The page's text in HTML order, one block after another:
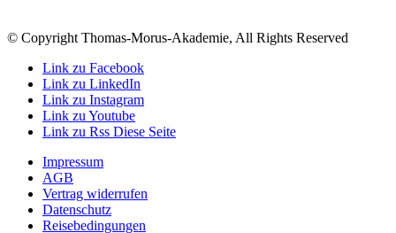
© Copyright Thomas-Morus-Akademie, All Rights Reserved
Link zu Facebook
Link zu LinkedIn
Link zu Instagram
Link zu Youtube
Link zu Rss Diese Seite
Impressum
AGB
Vertrag widerrufen
Datenschutz
Reisebedingungen